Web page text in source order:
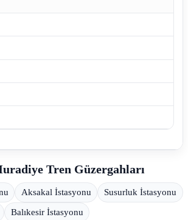
Tren Güzergahları
Aksakal İstasyonu Susurluk İstasyonu
Balıkesir İstasyonu